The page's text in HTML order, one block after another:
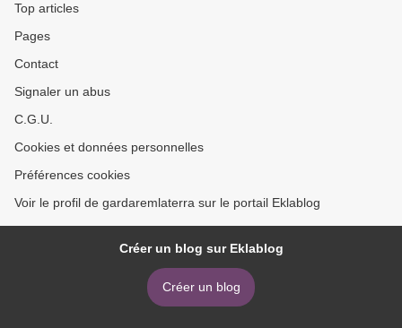
Top articles
Pages
Contact
Signaler un abus
C.G.U.
Cookies et données personnelles
Préférences cookies
Voir le profil de gardaremlaterra sur le portail Eklablog
Créer un blog sur Eklablog
Créer un blog